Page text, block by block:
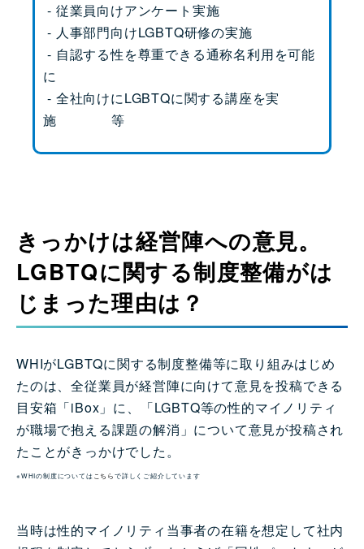
- 従業員向けアンケート実施
- 人事部門向けLGBTQ研修の実施
- 自認する性を尊重できる通称名利用を可能
に
- 全社向けにLGBTQに関する講座を実
施 等
きっかけは経営陣への意見。
LGBTQに関する制度整備がは
じまった理由は？
WHIがLGBTQに関する制度整備等に取り組みはじめ
たのは、全従業員が経営陣に向けて意見を投稿できる
目安箱「iBox」に、「LGBTQ等の性的マイノリティ
が職場で抱える課題の解消」について意見が投稿され
たことがきっかけでした。
※WHIの制度については こちらで詳しくご紹介しています
当時は性的マイノリティ当事者の在籍を想定して社内